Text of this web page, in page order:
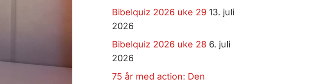
Bibelquiz 2026 uke 29 13. juli
2026
Bibelquiz 2026 uke 28 6. juli
2026
75 år med action: Den